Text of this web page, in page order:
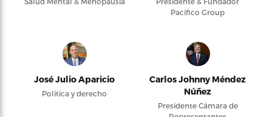
Pacifico Group
José Julio Aparicio
Política y derecho
Carlos Johnny Méndez
Núñez
Presidente Cámara de